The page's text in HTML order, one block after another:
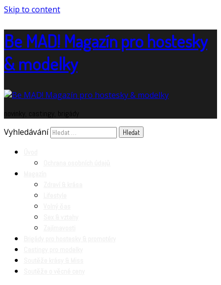
Skip to content
Be MAD! Magazín pro hostesky
& modelky
novinky, castingy, brigády
Vyhledávání